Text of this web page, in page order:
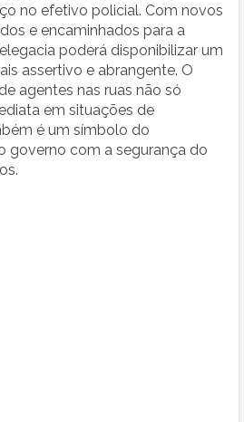
no efetivo policial. Com novos
e encaminhados para a
poderá disponibilizar um
assertivo e abrangente. O
agentes nas ruas não só
em situações de
é um símbolo do
governo com a segurança do